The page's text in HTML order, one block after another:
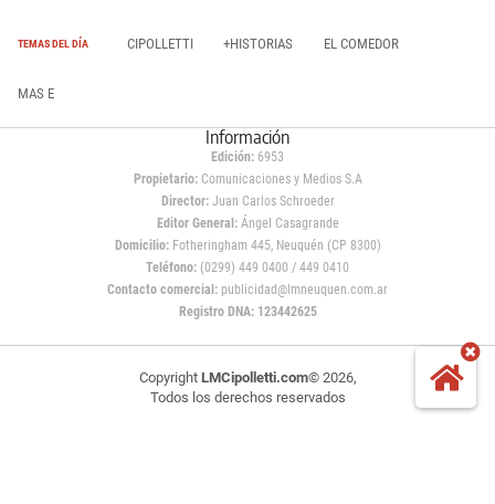
TEMAS DEL DÍA CIPOLLETTI +HISTORIAS EL COMEDOR
MAS E
Información
Edición: 6953
Propietario:Comunicaciones y Medios S.A
Director: Juan Carlos Schroeder
Editor General:Ángel Casagrande
Domicilio:Fotheringham 445, Neuquén (CP 8300)
Teléfono: (0299) 449 0400 / 449 0410
Contacto comercial: publicidad@lmneuquen.com.ar
Registro DNA: 123442625
Copyright LMCipolletti.com© 2026,
Todos los derechos reservados